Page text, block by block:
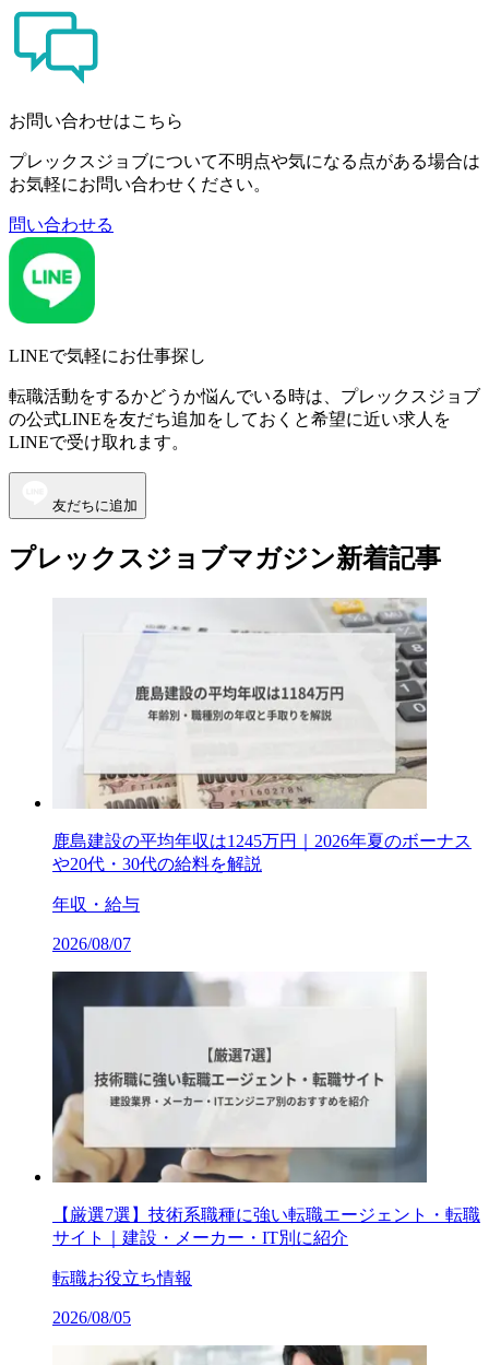
お問い合わせはこちら
プレックスジョブについて不明点や気になる点がある場合は
お気軽にお問い合わせください。
問い合わせる
LINEで気軽にお仕事探し
転職活動をするかどうか悩んでいる時は、プレックスジョブ
の公式LINEを友だち追加をしておくと希望に近い求人を
LINEで受け取れます。
友だちに追加
プレックスジョブマガジン新着記事
鹿島建設の平均年収は1245万円｜2026年夏のボーナス
や20代・30代の給料を解説
年収・給与
2026/08/07
【厳選7選】技術系職種に強い転職エージェント・転職
サイト｜建設・メーカー・IT別に紹介
転職お役立ち情報
2026/08/05